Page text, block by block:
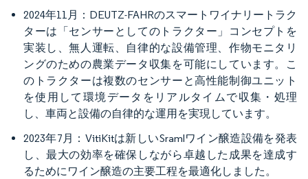
2024年11月：DEUTZ-FAHRのスマートワイナリートラク
ターは「センサーとしてのトラクター」コンセプトを
実装し、無人運転、自律的な設備管理、作物モニタリ
ングのための農業データ収集を可能にしています。こ
のトラクターは複数のセンサーと高性能制御ユニット
を使用して環境データをリアルタイムで収集・処理
し、車両と設備の自律的な運用を実現しています。
2023年7月：VitiKitは新しいSramlワイン醸造設備を発表
し、最大の効率を確保しながら卓越した成果を達成す
るためにワイン醸造の主要工程を最適化しました。